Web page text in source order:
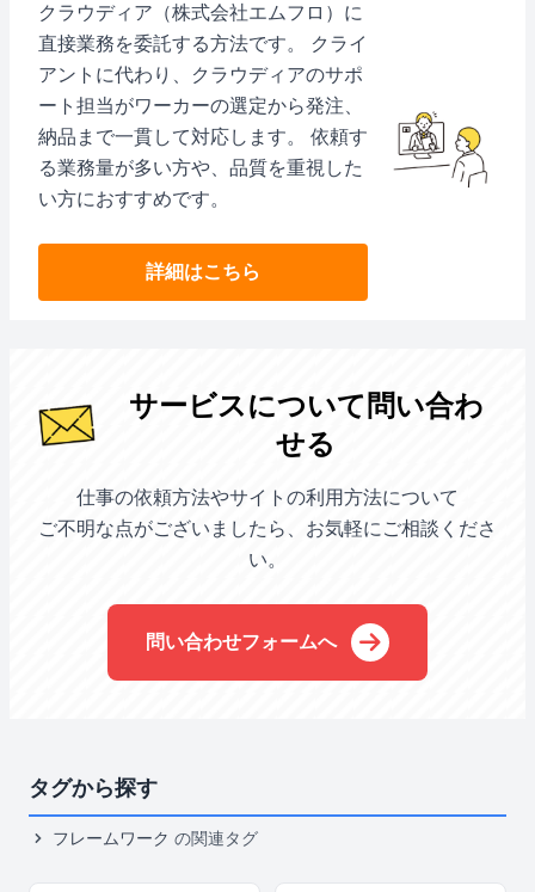
クラウディア（株式会社エムフロ）に
直接業務を委託する方法です。 クライ
アントに代わり、クラウディアのサポ
ート担当がワーカーの選定から発注、
納品まで一貫して対応します。 依頼す
る業務量が多い方や、品質を重視した
い方におすすめです。
詳細はこちら
サービスについて問い合わ
せる
仕事の依頼方法やサイトの利用方法について
ご不明な点がございましたら、お気軽にご相談くださ
い。
問い合わせフォームへ
タグから探す
フレームワーク の関連タグ